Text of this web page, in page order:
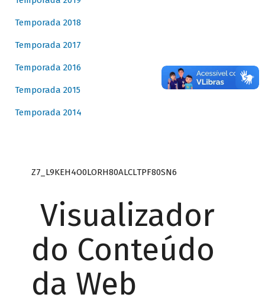
Temporada 2018
Temporada 2017
Temporada 2016
Temporada 2015
Temporada 2014
Z7_L9KEH4O0LORH80ALCLTPF80SN6
Visualizador
do Conteúdo
da Web